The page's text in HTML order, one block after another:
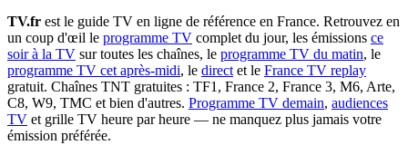
TV.fr est le guide TV en ligne de référence en France. Retrouvez en
un coup d'œil le programme TV complet du jour, les émissions ce
soir à la TV sur toutes les chaînes, le programme TV du matin, le
programme TV cet après-midi, le direct et le France TV replay
gratuit. Chaînes TNT gratuites : TF1, France 2, France 3, M6, Arte,
C8, W9, TMC et bien d'autres. Programme TV demain, audiences
TV et grille TV heure par heure — ne manquez plus jamais votre
émission préférée.